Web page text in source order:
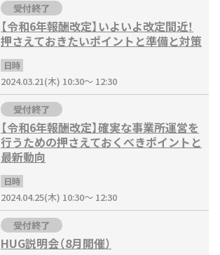
受付終了
【令和6年報酬改定】いよいよ改定間近！
押さえておきたいポイントと準備と対策
日時
2024.03.21(木) 10:30～ 12:30
受付終了
【令和6年報酬改定】確実な事業所運営を
行うための押さえておくべきポイントと
最新動向
日時
2024.04.25(木) 10:30～ 12:30
受付終了
HUG説明会（8月開催）